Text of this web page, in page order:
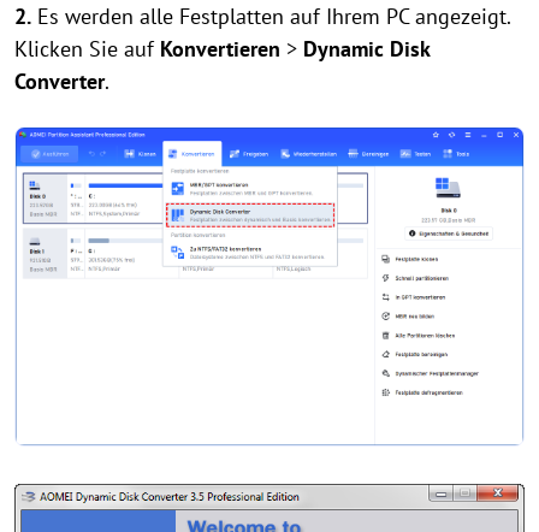
2. Es werden alle Festplatten auf Ihrem PC angezeigt.
Klicken Sie auf Konvertieren > Dynamic Disk
Converter.